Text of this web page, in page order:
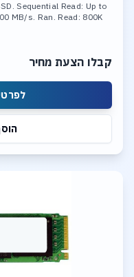
Sequential Read: Up to
MB/s. Ran. Read: 800K
קבלו הצעת מחיר